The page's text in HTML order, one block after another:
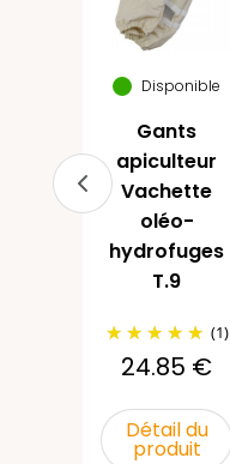
Disponible
Gants
apiculteur
Vachette
oléo-
hydrofuges
T.9
(1)
24.85 €
Détail du
produit